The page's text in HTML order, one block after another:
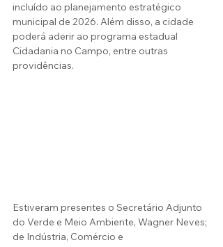
incluído ao planejamento estratégico
municipal de 2026. Além disso, a cidade
poderá aderir ao programa estadual
Cidadania no Campo, entre outras
providências.
Estiveram presentes o Secretário Adjunto
do Verde e Meio Ambiente, Wagner Neves;
de Indústria, Comércio e